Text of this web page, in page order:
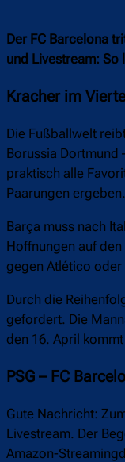
Der FC Barcelona
und Livestream: So
Kracher im
Die Fußballwelt
Borussia Dortmund
praktisch alle
Paarungen ergeben.
Barça muss nach
Hoffnungen auf
gegen Atlético oder
Durch die
gefordert. Die
den 16. April
PSG – FC
Gute Nachricht:
Livestream. Der
Amazon-